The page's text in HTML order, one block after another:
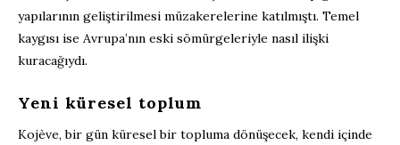
yapılarının geliştirilmesi müzakerelerine katılmıştı. Temel
kaygısı ise Avrupa’nın eski sömürgeleriyle nasıl ilişki
kuracağıydı.
Yeni küresel toplum
Kojève, bir gün küresel bir topluma dönüşecek, kendi içinde